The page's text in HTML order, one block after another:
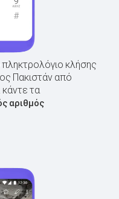
κλήσης
Πακιστάν από
τα
αριθμός